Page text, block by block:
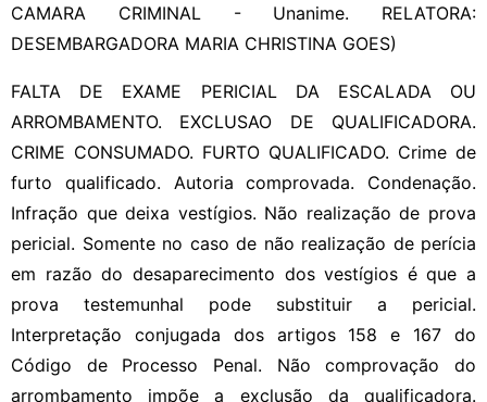
CAMARA CRIMINAL - Unanime. RELATORA:
DESEMBARGADORA MARIA CHRISTINA GOES)
FALTA DE EXAME PERICIAL DA ESCALADA OU
ARROMBAMENTO. EXCLUSAO DE QUALIFICADORA.
CRIME CONSUMADO. FURTO QUALIFICADO. Crime de
furto qualificado. Autoria comprovada. Condenação.
Infração que deixa vestígios. Não realização de prova
pericial. Somente no caso de não realização de perícia
em razão do desaparecimento dos vestígios é que a
prova testemunhal pode substituir a pericial.
Interpretação conjugada dos artigos 158 e 167 do
Código de Processo Penal. Não comprovação do
arrombamento impõe a exclusão da qualificadora.